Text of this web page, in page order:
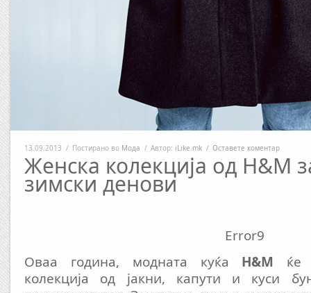
13.09.2013 / Постирано во Мода / Автор: iLike.mk / Оставете коментар
Женска колекција од H&M
зимски денови
Error9
Оваа година, модната куќа H&M ќе
колекција од јакни, капути и куси